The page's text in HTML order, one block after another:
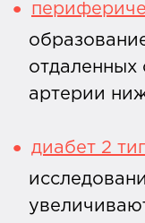
артерии
диабет 2